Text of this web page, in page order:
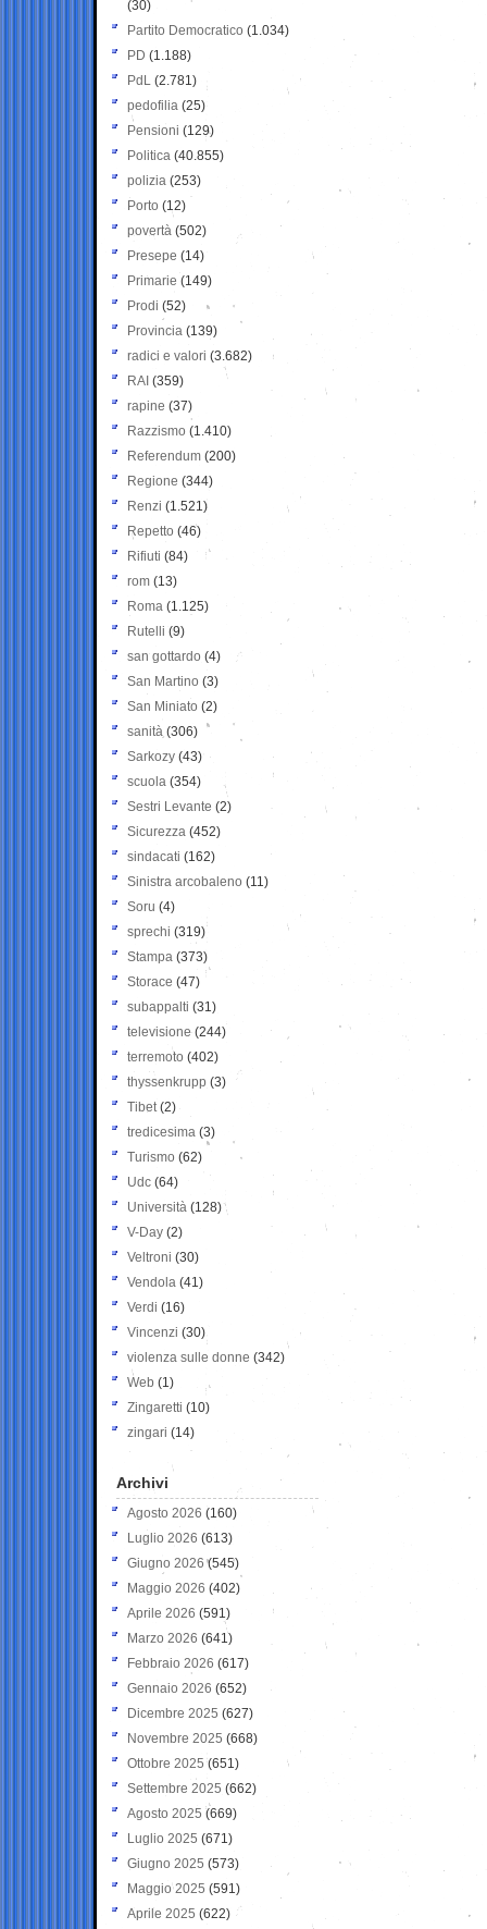
(30)
Partito Democratico (1.034)
PD (1.188)
PdL (2.781)
pedofilia (25)
Pensioni (129)
Politica (40.855)
polizia (253)
Porto (12)
povertà (502)
Presepe (14)
Primarie (149)
Prodi (52)
Provincia (139)
radici e valori (3.682)
RAI (359)
rapine (37)
Razzismo (1.410)
Referendum (200)
Regione (344)
Renzi (1.521)
Repetto (46)
Rifiuti (84)
rom (13)
Roma (1.125)
Rutelli (9)
san gottardo (4)
San Martino (3)
San Miniato (2)
sanità (306)
Sarkozy (43)
scuola (354)
Sestri Levante (2)
Sicurezza (452)
sindacati (162)
Sinistra arcobaleno (11)
Soru (4)
sprechi (319)
Stampa (373)
Storace (47)
subappalti (31)
televisione(244)
terremoto (402)
thyssenkrupp (3)
Tibet(2)
tredicesima (3)
Turismo (62)
Udc (64)
Università (128)
V-Day (2)
Veltroni (30)
Vendola (41)
Verdi (16)
Vincenzi (30)
violenza sulle donne (342)
Web (1)
Zingaretti (10)
zingari (14)
Archivi
Agosto 2026 (160)
Luglio 2026 (613)
Giugno 2026 (545)
Maggio 2026 (402)
Aprile 2026 (591)
Marzo 2026 (641)
Febbraio 2026 (617)
Gennaio 2026 (652)
Dicembre 2025 (627)
Novembre 2025 (668)
Ottobre 2025 (651)
Settembre 2025 (662)
Agosto 2025 (669)
Luglio 2025 (671)
Giugno 2025 (573)
Maggio 2025 (591)
Aprile 2025 (622)